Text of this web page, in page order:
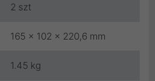
2 szt
165 x 102 x 220,6 mm
1.45 kg